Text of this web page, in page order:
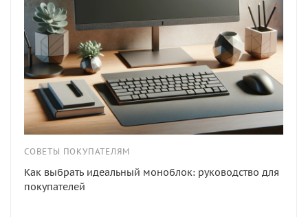
СОВЕТЫ ПОКУПАТЕЛЯМ
Как выбрать идеальный моноблок: руководство для
покупателей